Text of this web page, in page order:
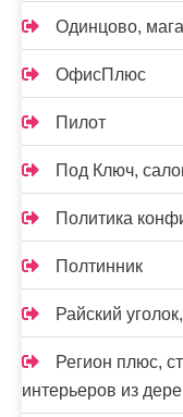
Одинцово,
ОфисПлюс
Пилот
Под Ключ,
Политика
Полтинник
Райский
Регион плюс,
интерьеров из